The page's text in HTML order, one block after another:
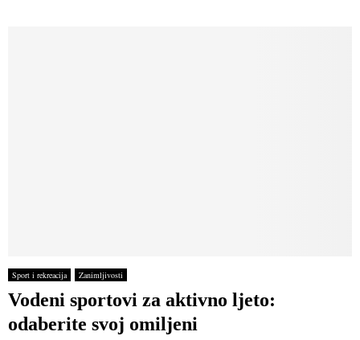
Sport i rekreacija Zanimljivosti
Vodeni sportovi za aktivno ljeto:
odaberite svoj omiljeni